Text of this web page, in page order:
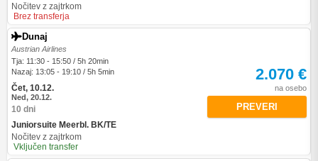
Nočitev z zajtrkom
Brez transferja
Dunaj
Austrian Airlines
Tja: 11:30 - 15:50 / 5h 20min
Nazaj: 13:05 - 19:10 / 5h 5min
Čet, 10.12.
Ned, 20.12.
10 dni
Juniorsuite Meerbl. BK/TE
Nočitev z zajtrkom
Vključen transfer
2.070 €
na osebo
PREVERI